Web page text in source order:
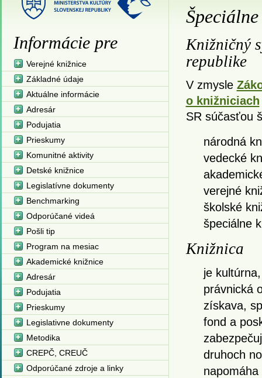
Knižničný
republike
V zmysle
o knižniciach
SR súčasťou
národná
vedecké
verejné
školské
špeciálne
Knižnica
je
právnická
získava,
fond a
druhoch
Informácie pre
Verejné knižnice
Základné údaje
Aktuálne informácie
Adresár
Podujatia
Prieskumy
Komunitné aktivity
Detské knižnice
Legislatívne dokumenty
Benchmarking
Odporúčané videá
Pošli tip
Program na mesiac
Akademické knižnice
Adresár
Podujatia
Prieskumy
Legislativne dokumenty
Metodika
CREPČ, CREUČ
Odporúčané zdroje a linky